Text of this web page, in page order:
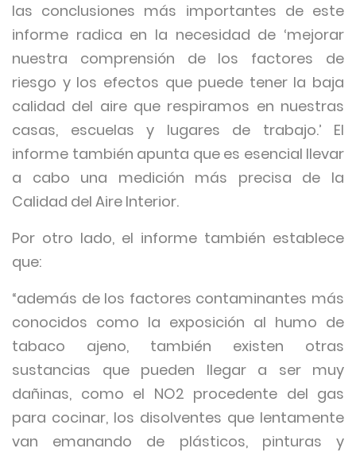
las conclusiones más importantes de este
informe radica en la necesidad de ‘mejorar
nuestra comprensión de los factores de
riesgo y los efectos que puede tener la baja
calidad del aire que respiramos en nuestras
casas, escuelas y lugares de trabajo.’ El
informe también apunta que es esencial llevar
a cabo una medición más precisa de la
Calidad del Aire Interior.
Por otro lado, el informe también establece
que:
“además de los factores contaminantes más
conocidos como la exposición al humo de
tabaco ajeno, también existen otras
sustancias que pueden llegar a ser muy
dañinas, como el NO2 procedente del gas
para cocinar, los disolventes que lentamente
van emanando de plásticos, pinturas y